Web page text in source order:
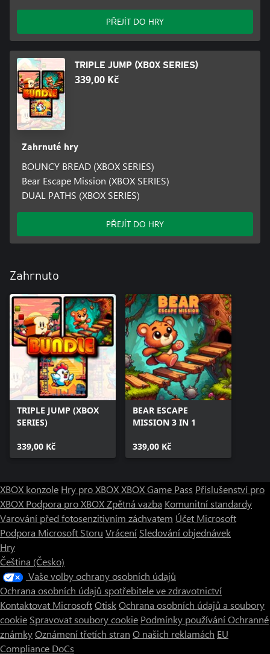
PŘEJÍT DO HRY
TRIPLE JUMP (XBOX SERIES)
339,00 Kč
Zahrnuté hry
BOUNCY BREAD (XBOX SERIES)
Bear Escape Mission (XBOX SERIES)
DUAL PATHS (XBOX SERIES)
PŘEJÍT DO HRY
Zahrnuto
TRIPLE JUMP (XBOX
SERIES)
339,00 Kč
BEAR ESCAPE
MISSION 3 IN 1
339,00 Kč
XBOX konzole Hry pro XBOXXBOX Game Pass Příslušenství pro
XBOX Podpora pro XBOXZpětná vazba Komunitní standardy
Varování před fotosenzitivním záchvatem Účet Microsoft
Podpora Microsoft Storu Vrácení Sledování objednávek
Hry
Čeština (Česko)
Vaše volby ochrany osobních údajů
Ochrana osobních údajů spotřebitele ve zdravotnictví
Kontaktovat MicrosoftOtiskOchrana osobních údajů a soubory
cookie Spravovat soubory cookie Podmínky používáníOchranné
známkyOznámení třetích stran O našich reklamách EU
Compliance DoCs